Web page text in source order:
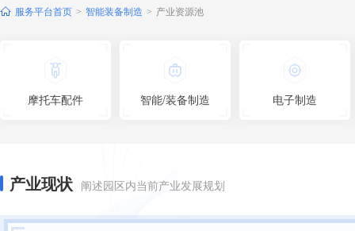
服务平台首页 > 智能装备制造 > 产业资源池
摩托车配件 智能/装备制造 电子制造
产业现状 阐述园区内当前产业发展规划